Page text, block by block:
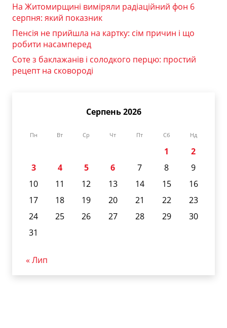
На Житомирщині виміряли радіаційний фон 6
серпня: який показник
Пенсія не прийшла на картку: сім причин і що
робити насамперед
Соте з баклажанів і солодкого перцю: простий
рецепт на сковороді
Серпень 2026
Пн Вт Ср Чт Пт Сб Нд
1
2
3
4 5 6 7 8
9
10
11 12 13 14 15
16
17
18 19 20 21 22
23
24
25 26 27 28 29
30
31
« Лип